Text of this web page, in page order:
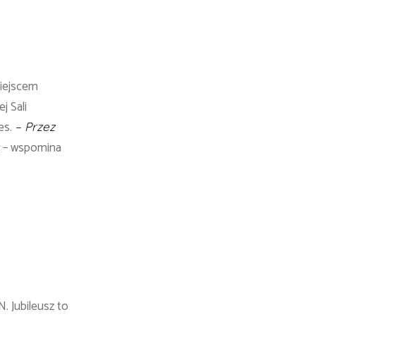
Sali
– Przez
– wspomina
Jubileusz to